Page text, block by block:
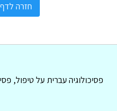
חזרה
פסיכולוגיה עברית על טיפול,